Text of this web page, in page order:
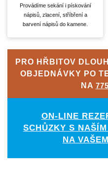
Provádíme sekání i pískování
nápisů, zlacení, stříbření a
barvení nápisů do kamene.
PRO HŘBITOV
OBJEDNÁVKY PO
NA
ON-LINE
SCHŮZKY S
NA